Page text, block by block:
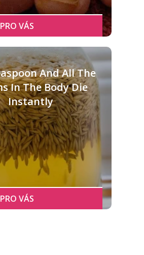
And All The
In The Body Die
Instantly